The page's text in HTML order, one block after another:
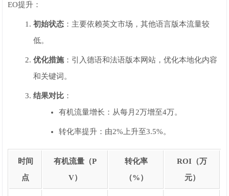
EO提升：
初始状态 ：主要依赖英文市场，其他语言版本流量较
低。
优化措施：引入德语和法语版本网站，优化本地化内容
和关键词。
结果对比 ：
有机流量增长：从每月2万增至4万。
转化率提升：由2%上升至3.5%。
时间
点
有机流量（P
V）
转化率
（%）
ROI（万
元）